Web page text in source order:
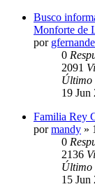
Busco
Monforte de
por
0
2091
Último
19 Jun
Familia Rey
pormandy »
0
2136
Último
15 Jun